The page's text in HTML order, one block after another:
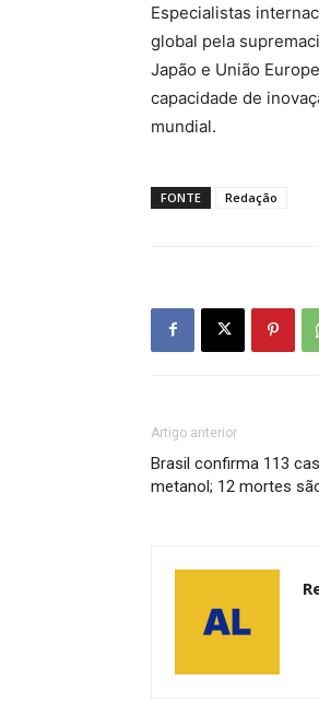
Especialistas
global pela
Japão e União
capacidade de
mundial.
FONTE Redação
Artigo anterior
Brasil confirma 113
metanol; 12 mortes